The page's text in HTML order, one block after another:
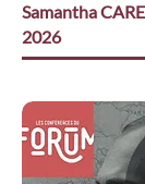
Samantha
2026